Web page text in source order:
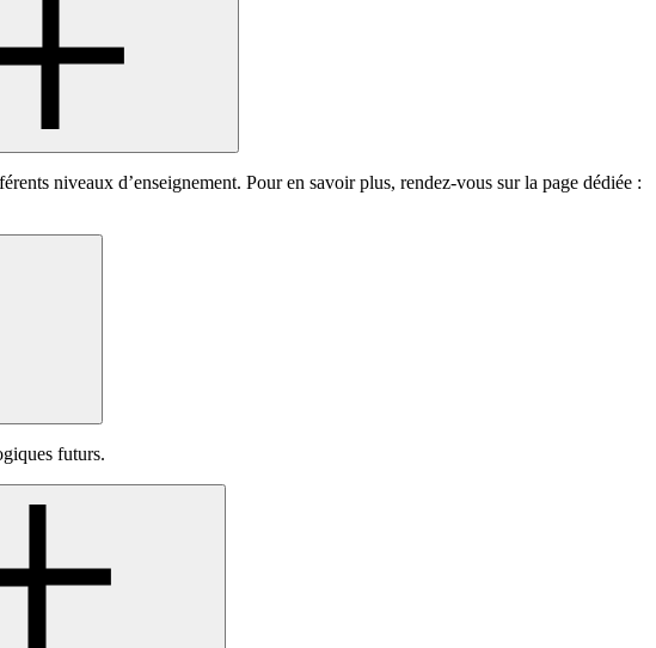
niveaux d’enseignement. Pour en savoir plus, rendez-vous sur la page dédiée :
futurs.